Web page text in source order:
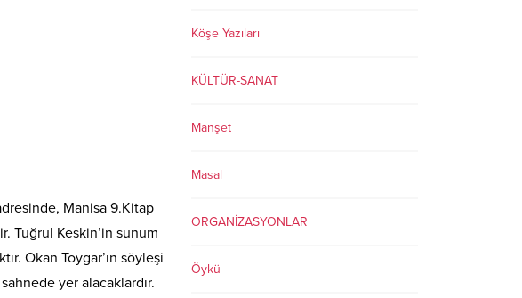
Manisa 9.Kitap
Tuğrul Keskin’in sunum
Okan Toygar’ın söyleşi
yer alacaklardır.
Köşe Yazıları
KÜLTÜR-SANAT
Manşet
Masal
ORGANİZASYONLAR
Öykü